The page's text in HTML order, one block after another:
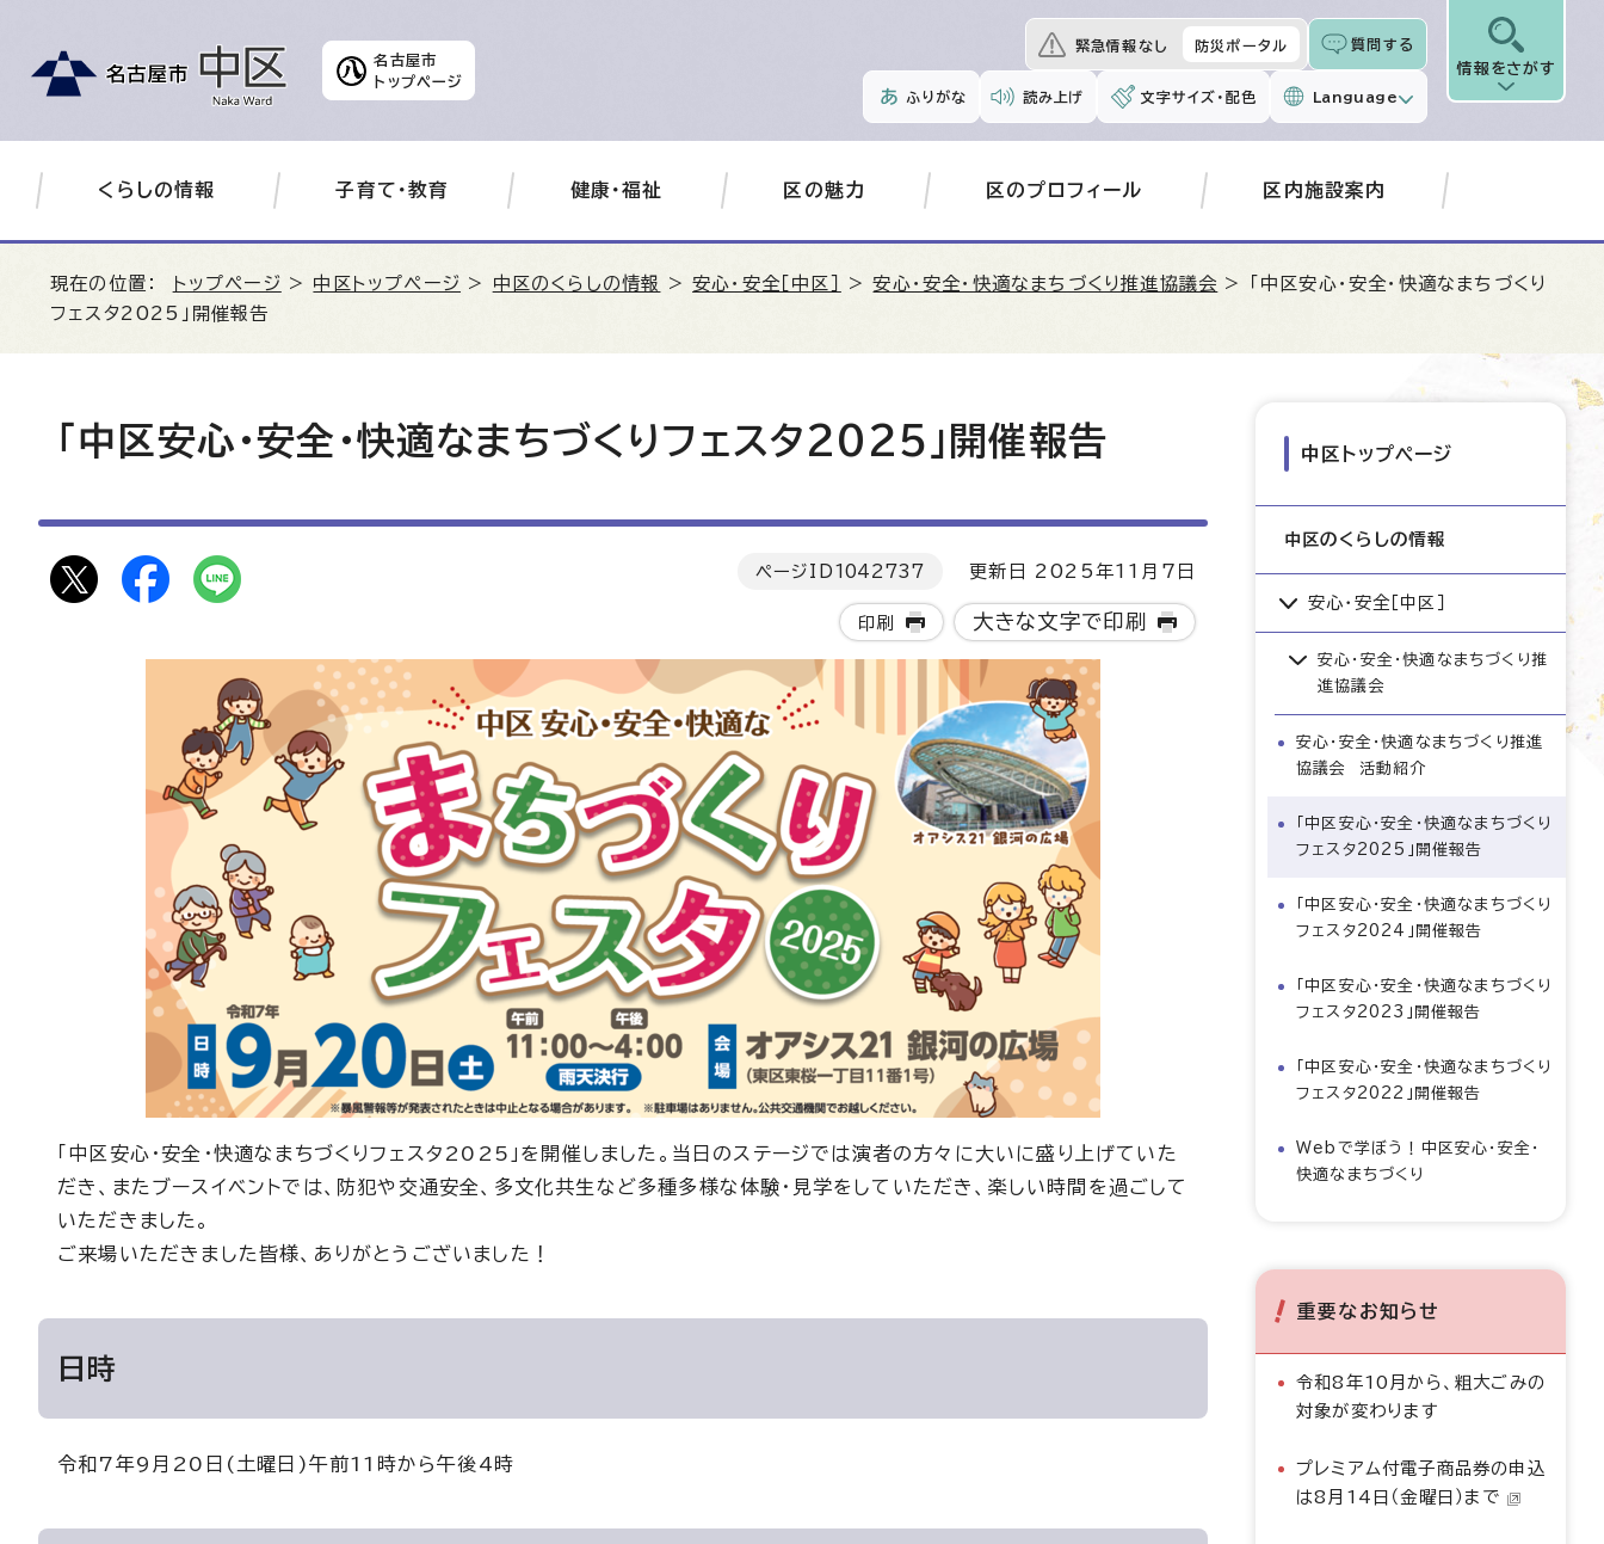
名古屋市
トップページ
緊急情報なし 防災ポータル 質問する
ふりがな 読み上げ 文字サイズ・配色 Language
情報をさがす
くらしの情報 子育て・教育 健康・福祉 区の魅力 区のプロフィール 区内施設案内
現在の位置： トップページ > 中区トップページ > 中区のくらしの情報 >安心・安全［中区］ >安心・安全・快適なまちづくり推進協議会 > 「中区安心・安全・快適なまちづくり
フェスタ2025」開催報告
「中区安心・安全・快適なまちづくりフェスタ2025」開催報告
ページID 1042737 更新日 2025年11月7日
印刷 大きな文字で印刷
「中区安心・安全・快適なまちづくりフェスタ2025」を開催しました。当日のステージでは演者の方々に大いに盛り上げていた
だき、またブースイベントでは、防犯や交通安全、多文化共生など多種多様な体験・見学をしていただき、楽しい時間を過ごして
いただきました。
ご来場いただきました皆様、ありがとうございました！
日時
令和7年9月20日(土曜日)午前11時から午後4時
中区トップページ
中区のくらしの情報
安心・安全［中区］
安心・安全・快適なまちづくり推
進協議会
安心・安全・快適なまちづくり推進
協議会 活動紹介
「中区安心・安全・快適なまちづくり
フェスタ2025」開催報告
「中区安心・安全・快適なまちづくり
フェスタ2024」開催報告
「中区安心・安全・快適なまちづくり
フェスタ2023」開催報告
「中区安心・安全・快適なまちづくり
フェスタ2022」開催報告
Webで学ぼう！中区安心・安全・
快適なまちづくり
重要なお知らせ
令和8年10月から、粗大ごみの
対象が変わります
プレミアム付電子商品券の申込
は8月14日（金曜日）まで